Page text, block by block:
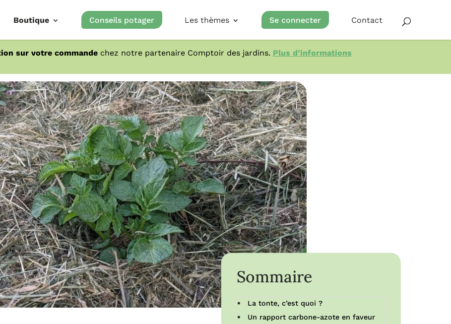
Boutique Conseils potager Les thèmes Se connecter Contact
sur votre commandechez notre partenaire Comptoir des jardins. Plus d’informations
Sommaire
La tonte, c’est quoi ?
Un rapport carbone-azote en faveur